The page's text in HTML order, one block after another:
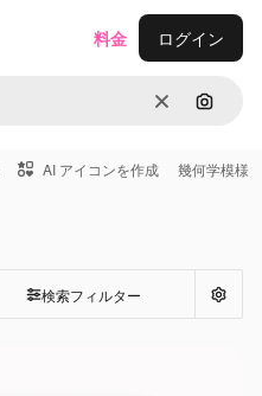
消去 画像で
料金 ログイン
AI アイコンを作成 幾何学模様
検索フィルター